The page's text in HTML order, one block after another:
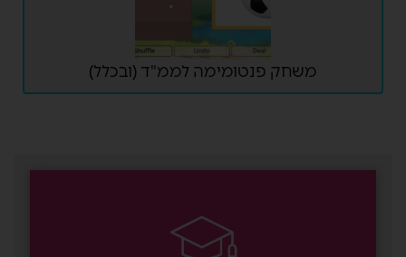
משחק פנטומימה לממ"ד (ובכלל)